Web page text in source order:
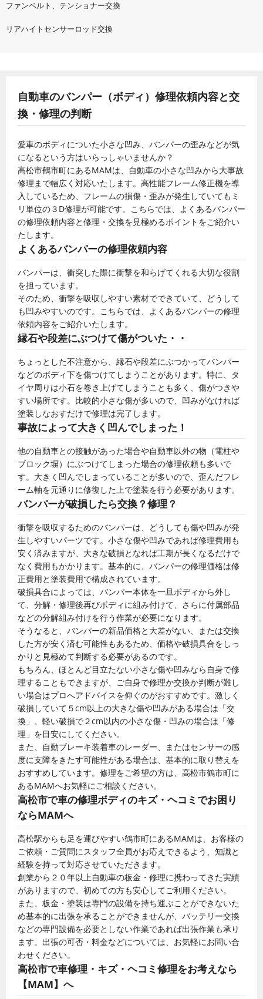
ファンベルト、テンショナー交換
リアハイトセンサーロッド交換
自動車のバンパー（ボディ）修理依頼内容と交
換・修理の判断
愛車のボディについた小さな凹み、バンパーの歪みなどが気
になるという方はいらっしゃいませんか？
高松市鶴市町にあるMAMは、自動車の小さな凹みから大事故
修理まで幅広く対応いたします。高性能フレーム修正機を導
入しているため、フレームの損傷・歪みが発生していてもミ
リ単位の３D修理が可能です。こちらでは、よくあるバンパー
の修理依頼内容と修理・交換を見極めるポイントをご紹介い
たします。
よくあるバンパーの修理依頼内容
バンパーは、衝突した際に衝撃を和らげてくれる大切な役割
を担っています。
そのため、衝撃を吸収しやすい素材でできていて、どうして
も凹みやすいのです。こちらでは、よくあるバンパーの修理
依頼内容をご紹介いたします。
縁石や段差にぶつけて傷がついた・・
ちょっとした不注意から、縁石や段差にぶつかってバンパー
などのボディ下を傷つけてしまうことがあります。特に、タ
イヤ周りは小石を巻き上げてしまうことも多く、傷がつきや
すい場所です。比較的小さな傷が多いので、凹みがなければ
塗装しなおすだけで修理は完了します。
事故によって大きく凹んでしまった！
他の自動車との接触があった場合や自動車以外の物（電柱や
ブロック塀）にぶつけてしまった場合の修理依頼も多いで
す。大きく凹んでしまっていることが多いので、歪んだフレ
ーム軸を元通りに修復した上で塗装を行う必要があります。
バンパーが破損したら交換？修理？
衝撃を吸収するためのバンパーは、どうしても傷や凹みが発
生しやすいパーツです。小さな傷や凹みであれば修理費用も
安く済みますが、大きな破損となれば工期が長くなるだけで
なく費用もかかります。基本的に、バンパーの修理価格は修
正費用と塗装費用で構成されています。
破損具合によっては、バンパー本体を一旦ボディから外し
て、分解・修理後再びボディに組み付けて、さらに付属部品
などの分解組み付けを行う作業が必要になります。
そうなると、バンパーの新品価格と大差がない、または交換
した方が安く済む可能性もあるため、価格や破損具合をしっ
かりと見極めて判断する必要があるのです。
もちろん、ほとんど目立たない小さな傷や凹みなら自身で修
理することもできますが、ご自身で修理か交換か判断が難し
い場合はプロへアドバイスを仰ぐのがおすすめです。激しく
破損していて５cm以上の大きな傷や凹みがある場合は「交
換」、軽い破損で２cm以内の小さな傷・凹みの場合は「修
理」を目安にしてください。
また、自動ブレーキ装着車のレーダー、またはセンサーの感
度に支障をきたす可能性がある場合は、基本的に取り替えを
おすすめしています。修理をご希望の方は、高松市鶴市町に
あるMAMへお気軽にご相談ください。
高松市で車の修理ボディのキズ・ヘコミでお困り
ならMAMへ
高松駅からも足を運びやすい鶴市町にあるMAMは、お客様の
ご依頼・ご質問にスタッフ全員がお応えできるよう、知識と
経験を持って対応させていただきます。
創業から２０年以上自動車の板金・修理に携わってきた実績
がありますので、初めての方も安心してご利用ください。
また、板金・塗装は専門の設備を持ち運ぶことができないた
め基本的に出張を承ることができませんが、バッテリー交換
などの専門設備を必要としない作業であれば出張作業も承り
ます。出張の可否・料金などについては、お気軽にお問い合
わせください。
高松市で車修理・キズ・ヘコミ修理をお考えなら
【MAM】へ